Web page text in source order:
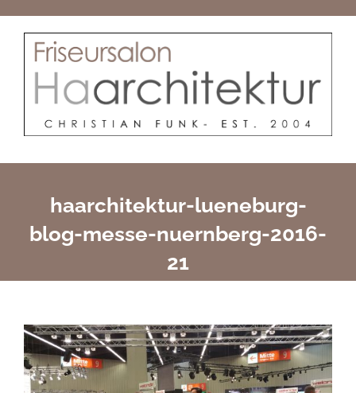
content
haarchitektur-lueneburg-
blog-messe-nuernberg-2016-
21